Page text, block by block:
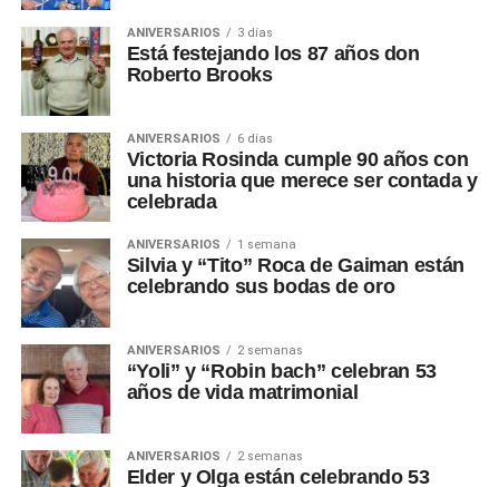
ANIVERSARIOS 3 días
Está festejando los 87 años don
Roberto Brooks
ANIVERSARIOS 6 días
Victoria Rosinda cumple 90 años con
una historia que merece ser contada y
celebrada
ANIVERSARIOS 1 semana
Silvia y “Tito” Roca de Gaiman están
celebrando sus bodas de oro
ANIVERSARIOS 2 semanas
“Yoli” y “Robin bach” celebran 53
años de vida matrimonial
ANIVERSARIOS 2 semanas
Elder y Olga están celebrando 53